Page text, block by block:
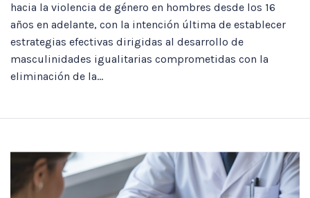
hacia la violencia de género en hombres desde los 16
años en adelante, con la intención última de establecer
estrategias efectivas dirigidas al desarrollo de
masculinidades igualitarias comprometidas con la
eliminación de la...